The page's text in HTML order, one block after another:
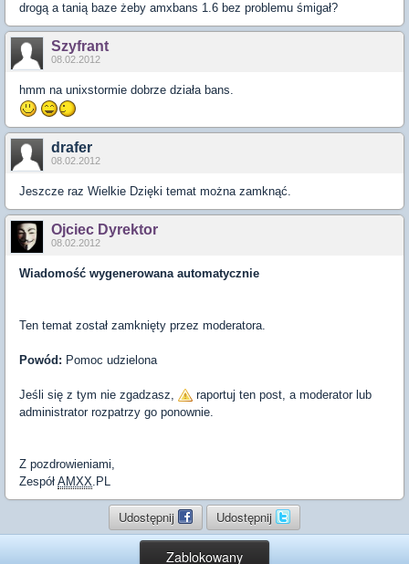
drogą a tanią baze żeby amxbans 1.6 bez problemu śmigał?
Szyfrant
08.02.2012
hmm na unixstormie dobrze działa bans.
drafer
08.02.2012
Jeszcze raz Wielkie Dzięki temat można zamknąć.
Ojciec Dyrektor
08.02.2012
Wiadomość wygenerowana automatycznie
Ten temat został zamknięty przez moderatora.
Powód: Pomoc udzielona
Jeśli się z tym nie zgadzasz,
raportuj ten post, a moderator lub
administrator rozpatrzy go ponownie.
Z pozdrowieniami,
Zespół AMXX .PL
Udostępnij Udostępnij
Zablokowany